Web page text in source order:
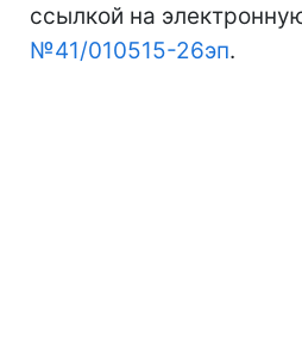
ссылкой на
№41/010515-26эп.